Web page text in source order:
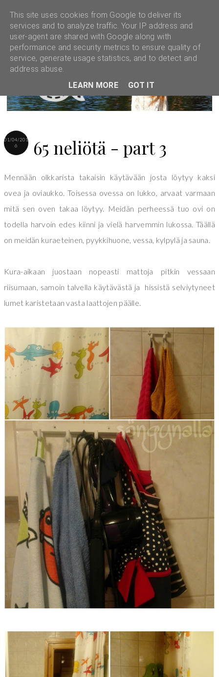
01/04/201
6
65 neliötä - part 3
Mennään olkkarista takaisin käytävään josta löytyy kaksi
ovea ja oviaukko. Toisessa ovessa on lukko, arvaat varmaan
mitä sen oven takaa löytyy. Meidän perheessä tuo ovi on
todella harvoin edes kiinni ja vielä harvemmin lukossa. Täällä
on meidän kuraeteinen, pyykkihuone, vessa, kylpylä ja sauna.
Kura-aikaan juostaan nopeasti mattoja pitkin vessaan
riisumaan, samoin talvella käytävästä ja hissistä selviytyneet
lumet karistetaan vasta laattojen päälle.
This site uses cookies from Google to deliver its
services and to analyze traffic. Your IP address and
user-agent are shared with Google along with
performance and security metrics to ensure quality of
service, generate usage statistics, and to detect and
address abuse.
LEARN MORE
GOT IT